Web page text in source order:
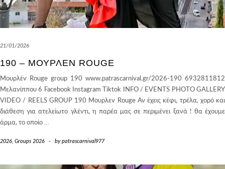
21/01/2026
190 – MΟΥΡΛΈΝ ROUGE
Mουρλέν Rouge group 190 www.patrascarnival.gr/2026-190 6932811812
Μελανίππου 6 Facebook Instagram Tiktok INFO / EVENTS PHOTO GALLERY
VIDEO / REELS GROUP 190 Μουρλεν Rouge Αν έχεις κέφι, τρέλα, χορό και
διάθεση για ατελείωτο γλέντι, η παρέα μας σε περιμένει ξανά ! θα έχουμε
άρμα, το οποίο …
2026, Groups 2026 - bypatrascarnival977